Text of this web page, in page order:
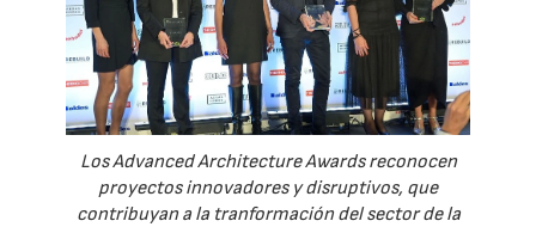
Los Advanced Architecture Awards reconocen
proyectos innovadores y disruptivos, que
contribuyan a la tranformación del sector de la